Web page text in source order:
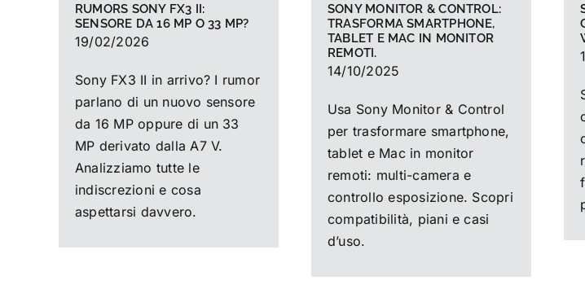
RUMORS SONY FX3 II:
SENSORE DA 16 MP O 33 MP?
19/02/2026
Sony FX3 II in arrivo? I rumor
parlano di un nuovo sensore
da 16 MP oppure di un 33
MP derivato dalla A7 V.
Analizziamo tutte le
indiscrezioni e cosa
aspettarsi davvero.
SONY MONITOR & CONTROL:
TRASFORMA SMARTPHONE,
TABLET E MAC IN MONITOR
REMOTI.
14/10/2025
Usa Sony Monitor & Control
per trasformare smartphone,
tablet e Mac in monitor
remoti: multi-camera e
controllo esposizione. Scopri
compatibilità, piani e casi
d’uso.